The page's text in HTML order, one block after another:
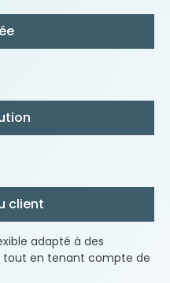
client
adapté à des
tout en tenant compte de